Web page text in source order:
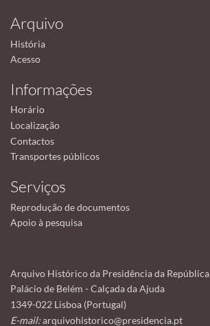
Arquivo
História
Acesso
Informações
Horário
Localização
Contactos
Transportes públicos
Serviços
Reprodução de documentos
Apoio à pesquisa
Arquivo Histórico da Presidência da República
Palácio de Belém - Calçada da Ajuda
1349-022 Lisboa (Portugal)
E-mail:arquivohistorico@presidencia.pt